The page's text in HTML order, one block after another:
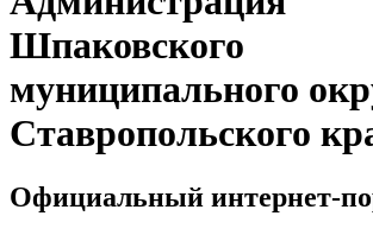
Шпаковского
муниципального
Ставропольского
Официальный интернет-